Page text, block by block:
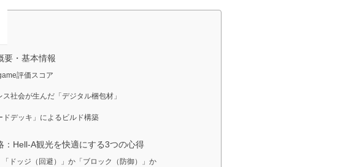
要・基本情報
評価スコア
ス社会が生んだ「デジタル梱包材」
ドデッキ」によるビルド構築
：Hell-A観光を快適にする3つの心得
ドッジ（回避）」か「ブロック（防御）」か